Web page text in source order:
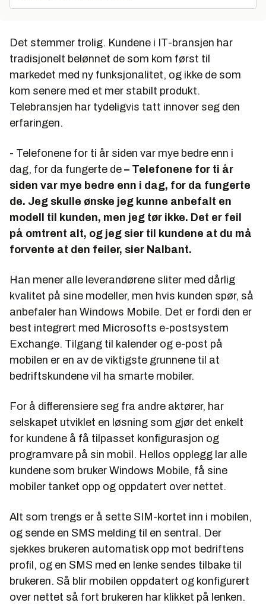
Det stemmer trolig. Kundene i IT-bransjen har
tradisjonelt belønnet de som kom først til
markedet med ny funksjonalitet, og ikke de som
kom senere med et mer stabilt produkt.
Telebransjen har tydeligvis tatt innover seg den
erfaringen.
- Telefonene for ti år siden var mye bedre enn i
dag, for da fungerte de – Telefonene for ti år
siden var mye bedre enn i dag, for da fungerte
de. Jeg skulle ønske jeg kunne anbefalt en
modell til kunden, men jeg tør ikke. Det er feil
på omtrent alt, og jeg sier til kundene at du må
forvente at den feiler, sier Nalbant.
Han mener alle leverandørene sliter med dårlig
kvalitet på sine modeller, men hvis kunden spør, så
anbefaler han Windows Mobile. Det er fordi den er
best integrert med Microsofts e-postsystem
Exchange. Tilgang til kalender og e-post på
mobilen er en av de viktigste grunnene til at
bedriftskundene vil ha smarte mobiler.
For å differensiere seg fra andre aktører, har
selskapet utviklet en løsning som gjør det enkelt
for kundene å få tilpasset konfigurasjon og
programvare på sin mobil. Hellos opplegg lar alle
kundene som bruker Windows Mobile, få sine
mobiler tanket opp og oppdatert over nettet.
Alt som trengs er å sette SIM-kortet inn i mobilen,
og sende en SMS melding til en sentral. Der
sjekkes brukeren automatisk opp mot bedriftens
profil, og en SMS med en lenke sendes tilbake til
brukeren. Så blir mobilen oppdatert og konfigurert
over nettet så fort brukeren har klikket på lenken.